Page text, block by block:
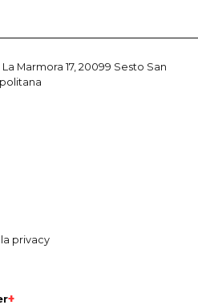
Marmora 17, 20099 Sesto San
privacy